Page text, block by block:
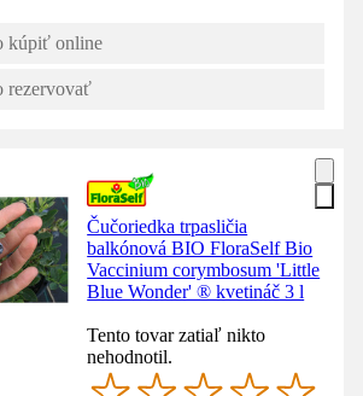
kúpiť online
rezervovať
Čučoriedka trpasličia
balkónová BIO FloraSelf Bio
Vaccinium corymbosum 'Little
Blue Wonder' ® kvetináč 3 l
Tento tovar zatiaľ nikto
nehodnotil.